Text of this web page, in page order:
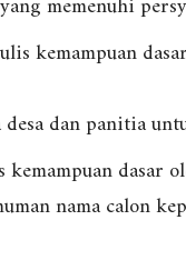
kemampuan
dan panitia
dasar
nama calon